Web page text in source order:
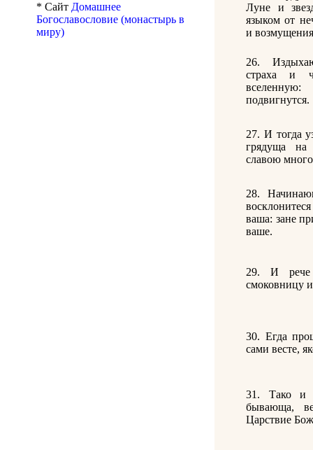
* Сайт Домашнее
Богославословие (монастырь в
миру)
Луне и
языком от
и
26.
страха и
подвигнутся.
27. И тогда
грядуща
славою
28.
ваша: зане
ваше.
29. И рече
смоковницу
30. Егда
сами весте,
31. Тако и
бывающа,
Царствие